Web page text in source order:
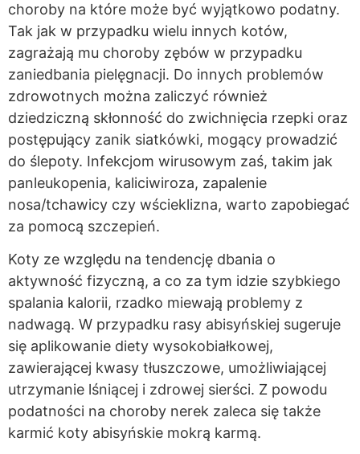
choroby na które może być wyjątkowo podatny.
Tak jak w przypadku wielu innych kotów,
zagrażają mu choroby zębów w przypadku
zaniedbania pielęgnacji. Do innych problemów
zdrowotnych można zaliczyć również
dziedziczną skłonność do zwichnięcia rzepki oraz
postępujący zanik siatkówki, mogący prowadzić
do ślepoty. Infekcjom wirusowym zaś, takim jak
panleukopenia, kaliciwiroza, zapalenie
nosa/tchawicy czy wścieklizna, warto zapobiegać
za pomocą szczepień.
Koty ze względu na tendencję dbania o
aktywność fizyczną, a co za tym idzie szybkiego
spalania kalorii, rzadko miewają problemy z
nadwagą. W przypadku rasy abisyńskiej sugeruje
się aplikowanie diety wysokobiałkowej,
zawierającej kwasy tłuszczowe, umożliwiającej
utrzymanie lśniącej i zdrowej sierści. Z powodu
podatności na choroby nerek zaleca się także
karmić koty abisyńskie mokrą karmą.